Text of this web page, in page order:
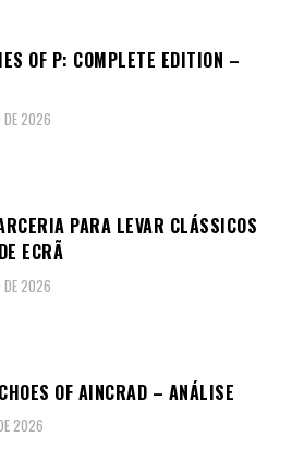
OF P: COMPLETE EDITION –
DE 2026
PARA LEVAR CLÁSSICOS
ECRÃ
DE 2026
OF AINCRAD – ANÁLISE
2026